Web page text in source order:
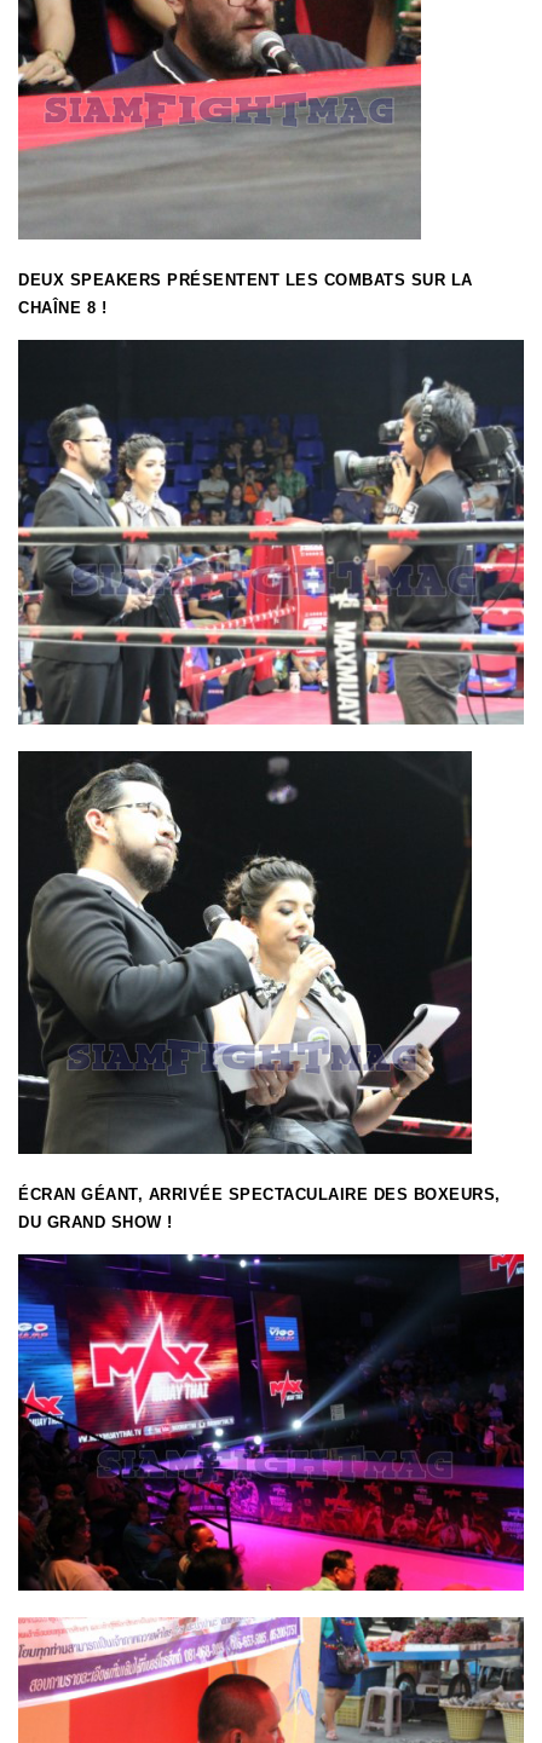
DEUX SPEAKERS PRÉSENTENT LES COMBATS SUR LA
CHAÎNE 8 !
ÉCRAN GÉANT, ARRIVÉE SPECTACULAIRE DES BOXEURS,
DU GRAND SHOW !